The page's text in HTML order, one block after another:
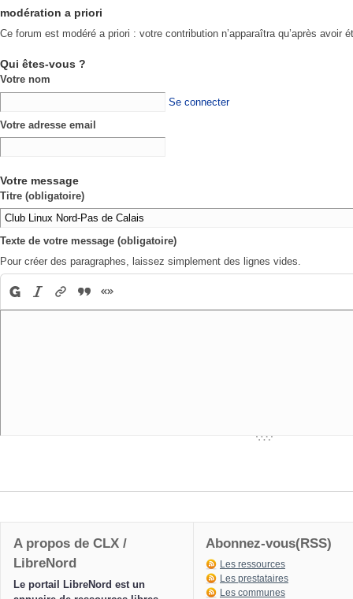
modération a priori
Ce forum est modéré a priori : votre contribution n’apparaîtra qu’après avoir
Qui êtes-vous ?
Votre nom
Se connecter
Votre adresse email
Votre message
Titre (obligatoire)
Texte de votre message (obligatoire)
Pour créer des paragraphes, laissez simplement des lignes vides.
A propos de CLX /
LibreNord
Le portail LibreNord est un
Abonnez-vous(RSS)
Les ressources
Les prestataires
Les communes